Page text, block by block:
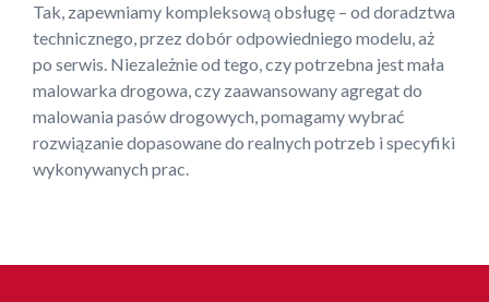
Tak, zapewniamy kompleksową obsługę – od doradztwa
technicznego, przez dobór odpowiedniego modelu, aż
po serwis. Niezależnie od tego, czy potrzebna jest mała
malowarka drogowa, czy zaawansowany agregat do
malowania pasów drogowych, pomagamy wybrać
rozwiązanie dopasowane do realnych potrzeb i specyfiki
wykonywanych prac.